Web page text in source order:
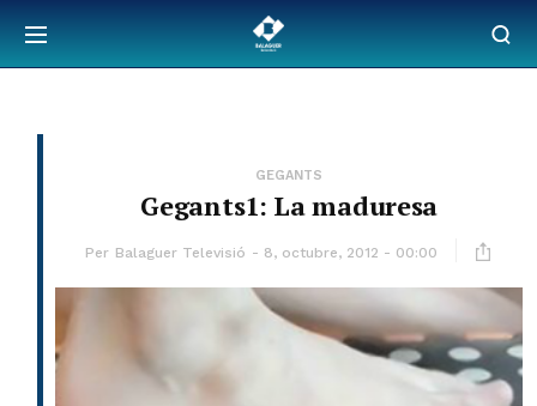
GEGANTS
Gegants1: La maduresa
Per Balaguer Televisió 8, octubre, 2012 - 00:00